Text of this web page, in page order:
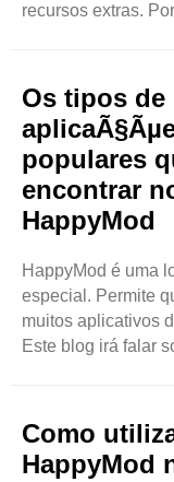
recursos extras.
gostam de
porque oferecem
melhores
as pessoas estão
aplicações
pessoas querem
Os tipos de
populares
encontrar
HappyMod
HappyMod é uma
especial. Permite
muitos aplicativos
Este blog irá falar
jogos, ferramentas
Jogos Uma das
HappyMod são os
Como
HappyMod